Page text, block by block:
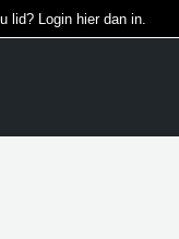
lid? Login hier dan in.